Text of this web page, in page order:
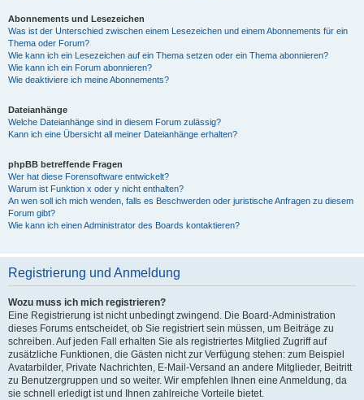
Abonnements und Lesezeichen
Was ist der Unterschied zwischen einem Lesezeichen und einem Abonnements für ein
Thema oder Forum?
Wie kann ich ein Lesezeichen auf ein Thema setzen oder ein Thema abonnieren?
Wie kann ich ein Forum abonnieren?
Wie deaktiviere ich meine Abonnements?
Dateianhänge
Welche Dateianhänge sind in diesem Forum zulässig?
Kann ich eine Übersicht all meiner Dateianhänge erhalten?
phpBB betreffende Fragen
Wer hat diese Forensoftware entwickelt?
Warum ist Funktion x oder y nicht enthalten?
An wen soll ich mich wenden, falls es Beschwerden oder juristische Anfragen zu diesem
Forum gibt?
Wie kann ich einen Administrator des Boards kontaktieren?
Registrierung und Anmeldung
Wozu muss ich mich registrieren?
Eine Registrierung ist nicht unbedingt zwingend. Die Board-Administration
dieses Forums entscheidet, ob Sie registriert sein müssen, um Beiträge zu
schreiben. Auf jeden Fall erhalten Sie als registriertes Mitglied Zugriff auf
zusätzliche Funktionen, die Gästen nicht zur Verfügung stehen: zum Beispiel
Avatarbilder, Private Nachrichten, E-Mail-Versand an andere Mitglieder, Beitritt
zu Benutzergruppen und so weiter. Wir empfehlen Ihnen eine Anmeldung, da
sie schnell erledigt ist und Ihnen zahlreiche Vorteile bietet.